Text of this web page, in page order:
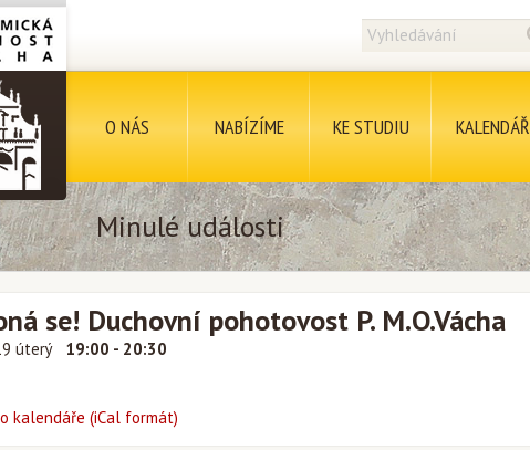
O NÁS NABÍZÍME KE STUDIU KALENDÁŘ
Minulé události
se! Duchovní pohotovost P. M.O.Vácha
úterý 19:00 - 20:30
kalendáře (iCal formát)